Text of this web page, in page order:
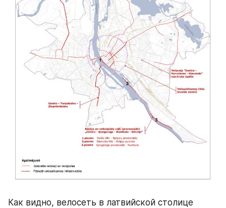
Как видно, велосеть в латвийской столице